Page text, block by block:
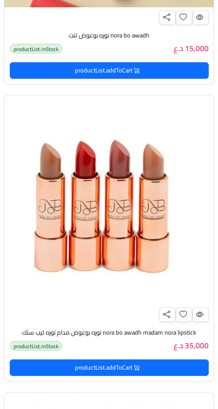
nora bo awadh نوره بوعوض تنت
15,000 د.ع productList.inStock
productList.addToCart
nora bo awadh madam nora lipstick نوره بوعوض مدام نوره ليب ستك
35,000 د.ع productList.inStock
productList.addToCart